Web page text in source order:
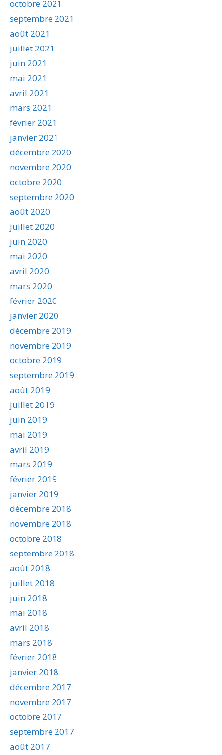
octobre 2021
septembre 2021
août 2021
juillet 2021
juin 2021
mai 2021
avril 2021
mars 2021
février 2021
janvier 2021
décembre 2020
novembre 2020
octobre 2020
septembre 2020
août 2020
juillet 2020
juin 2020
mai 2020
avril 2020
mars 2020
février 2020
janvier 2020
décembre 2019
novembre 2019
octobre 2019
septembre 2019
août 2019
juillet 2019
juin 2019
mai 2019
avril 2019
mars 2019
février 2019
janvier 2019
décembre 2018
novembre 2018
octobre 2018
septembre 2018
août 2018
juillet 2018
juin 2018
mai 2018
avril 2018
mars 2018
février 2018
janvier 2018
décembre 2017
novembre 2017
octobre 2017
septembre 2017
août 2017